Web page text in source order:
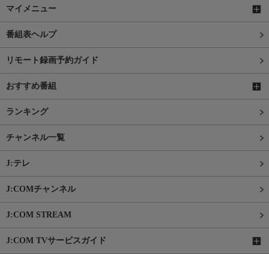
マイメニュー
番組表ヘルプ
リモート録画予約ガイド
おすすめ番組
ランキング
チャンネル一覧
J:テレ
J:COMチャンネル
J:COM STREAM
J:COM TVサービスガイド